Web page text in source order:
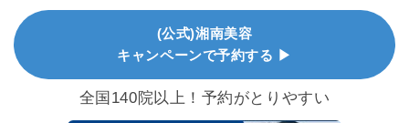
(公式)湘南美容
キャンペーンで予約する ▶
全国140院以上！予約がとりやすい